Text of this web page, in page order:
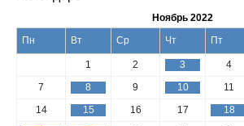
Ноябрь 2022
Пн
Вт Ср Чт Пт
1 2 3 4
7
8 9 10 11
14
15 16 17 18